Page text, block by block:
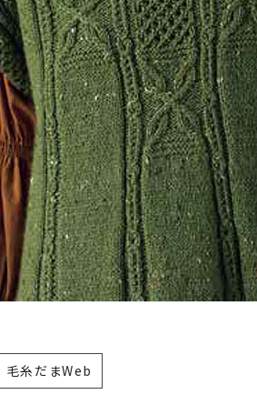
毛糸だまWeb